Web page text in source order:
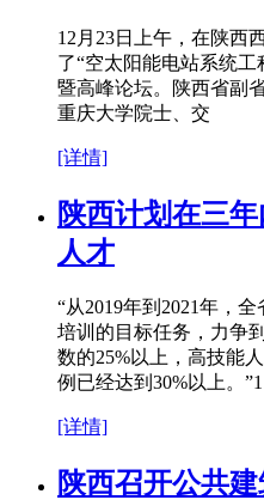
12月23日上午，在陕西
了“空太阳能电站系统工
暨高峰论坛。陕西省副
重庆大学院士、交
[详情]
陕西计划在三
人才
“从2019年到2021年，
培训的目标任务，力争
数的25%以上，高技能
例已经达到30%以上。”1
[详情]
陕西召开公共